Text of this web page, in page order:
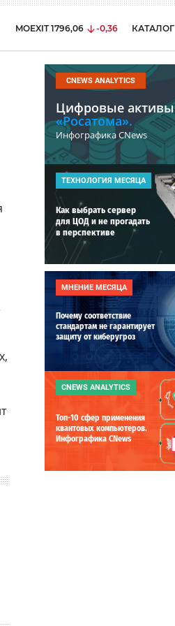
MOEXIT 1796,06 -0,36 КАТАЛОГ
CNEWS ANALYTICS
Цифровые активы
«Росатома».
Инфографика CNews
ТЕХНОЛОГИЯ МЕСЯЦА
Как выбрать сервер
для ЦОД и не прогадать
в перспективе
МНЕНИЕ МЕСЯЦА
Почему соответствие
стандартам не гарантирует
защиту от киберугроз
CNEWS ANALYTICS
Топ-10 сфер применения
квантовых компьютеров.
Инфографика CNews